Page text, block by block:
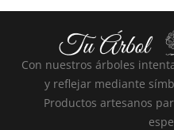
Con nuestros árboles
y reflejar mediante
Productos artesanos